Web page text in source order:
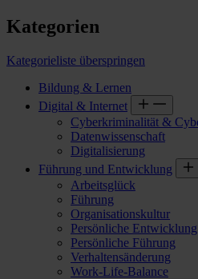
Kategorien
Kategorieliste überspringen
Bildung & Lernen
Digital & Internet
Cyberkriminalität &
Datenwissenschaft
Digitalisierung
Führung und Entwicklung
Arbeitsglück
Führung
Organisationskultur
Persönliche Entwicklung
Persönliche Führung
Verhaltensänderung
Work-Life-Balance